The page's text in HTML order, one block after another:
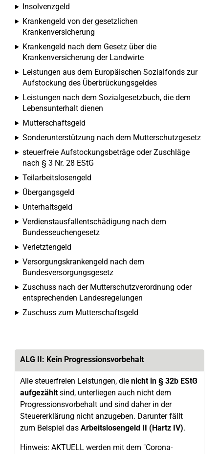
Insolvenzgeld
Krankengeld von der gesetzlichen
Krankenversicherung
Krankengeld nach dem Gesetz über die
Krankenversicherung der Landwirte
Leistungen aus dem Europäischen Sozialfonds zur
Aufstockung des Überbrückungsgeldes
Leistungen nach dem Sozialgesetzbuch, die dem
Lebensunterhalt dienen
Mutterschaftsgeld
Sonderunterstützung nach dem Mutterschutzgesetz
steuerfreie Aufstockungsbeträge oder Zuschläge
nach § 3 Nr. 28 EStG
Teilarbeitslosengeld
Übergangsgeld
Unterhaltsgeld
Verdienstausfallentschädigung nach dem
Bundesseuchengesetz
Verletztengeld
Versorgungskrankengeld nach dem
Bundesversorgungsgesetz
Zuschuss nach der Mutterschutzverordnung oder
entsprechenden Landesregelungen
Zuschuss zum Mutterschaftsgeld
ALG II: Kein Progressionsvorbehalt
Alle steuerfreien Leistungen, die nicht in § 32b EStG
aufgezähltsind, unterliegen auch nicht dem
Progressionsvorbehalt und sind daher in der
Steuererklärung nicht anzugeben. Darunter fällt
zum Beispiel das Arbeitslosengeld II (Hartz IV).
Hinweis: AKTUELL werden mit dem "Corona-